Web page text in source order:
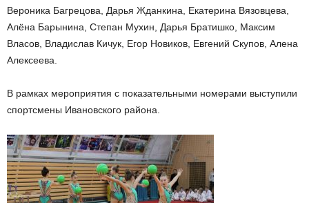
Вероника Багрецова, Дарья Жданкина, Екатерина Вязовцева,
Алёна Барынина, Степан Мухин, Дарья Братишко, Максим
Власов, Владислав Кичук, Егор Новиков, Евгений Скупов, Алена
Алексеева.
В рамках мероприятия с показательными номерами выступили
спортсмены Ивановского района.